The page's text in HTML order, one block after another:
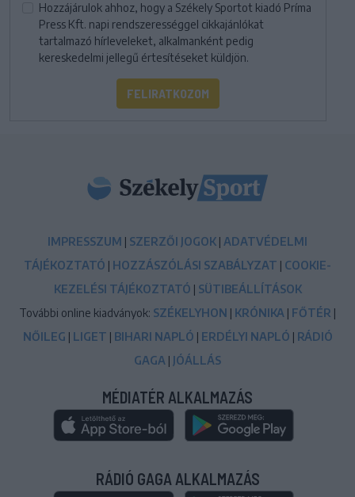
Hozzájárulok ahhoz, hogy a Székely Sportot kiadó Príma
Press Kft. napi rendszerességgel cikkajánlókat
tartalmazó hírleveleket, alkalmanként pedig
kereskedelmi jellegű értesítéseket küldjön.
FELIRATKOZOM
IMPRESSZUM | SZERZŐI JOGOK | ADATVÉDELMI
TÁJÉKOZTATÓ | HOZZÁSZÓLÁSI SZABÁLYZAT | COOKIE-
KEZELÉSI TÁJÉKOZTATÓ | SÜTIBEÁLLÍTÁSOK
További online kiadványok: SZÉKELYHON | KRÓNIKA | FŐTÉR |
NŐILEG | LIGET | BIHARI NAPLÓ | ERDÉLYI NAPLÓ | RÁDIÓ
GAGA | JÓÁLLÁS
MÉDIATÉR ALKALMAZÁS
RÁDIÓ GAGA ALKALMAZÁS